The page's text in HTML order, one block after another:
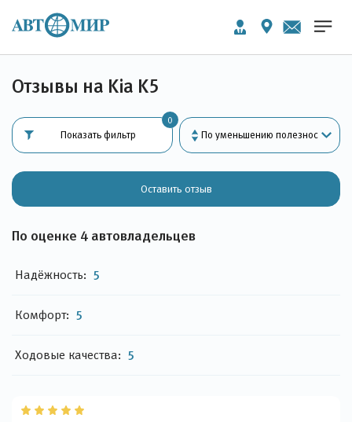
Отзывы на Kia K5
0
Показать фильтр
Оставить отзыв
По оценке 4 автовладельцев
Надёжность: 5
Комфорт: 5
Ходовые качества: 5